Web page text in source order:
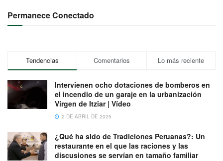
Permanece Conectado
Tendencias Comentarios Lo más reciente
Intervienen ocho dotaciones de bomberos en
el incendio de un garaje en la urbanización
Virgen de Itziar | Vídeo
2 DE ABRIL DE 2025
¿Qué ha sido de Tradiciones Peruanas?: Un
restaurante en el que las raciones y las
discusiones se servían en tamaño familiar